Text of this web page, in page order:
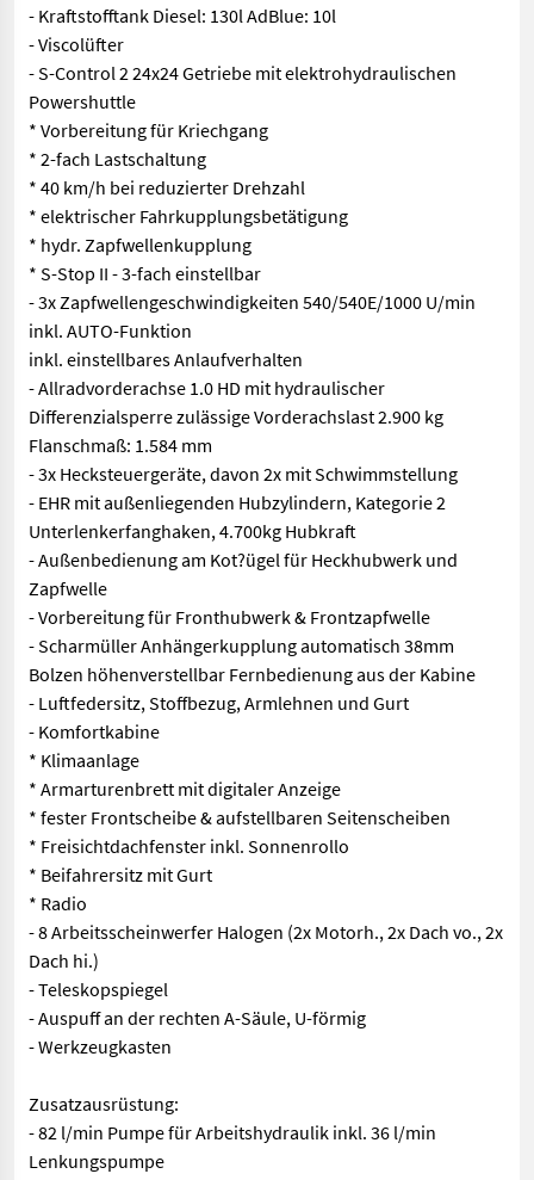
- Kraftstofftank Diesel: 130l AdBlue: 10l
- Viscolüfter
- S-Control 2 24x24 Getriebe mit elektrohydraulischen
Powershuttle
* Vorbereitung für Kriechgang
* 2-fach Lastschaltung
* 40 km/h bei reduzierter Drehzahl
* elektrischer Fahrkupplungsbetätigung
* hydr. Zapfwellenkupplung
* S-Stop II - 3-fach einstellbar
- 3x Zapfwellengeschwindigkeiten 540/540E/1000 U/min
inkl. AUTO-Funktion
inkl. einstellbares Anlaufverhalten
- Allradvorderachse 1.0 HD mit hydraulischer
Differenzialsperre zulässige Vorderachslast 2.900 kg
Flanschmaß: 1.584 mm
- 3x Hecksteuergeräte, davon 2x mit Schwimmstellung
- EHR mit außenliegenden Hubzylindern, Kategorie 2
Unterlenkerfanghaken, 4.700kg Hubkraft
- Außenbedienung am Kot?ügel für Heckhubwerk und
Zapfwelle
- Vorbereitung für Fronthubwerk & Frontzapfwelle
- Scharmüller Anhängerkupplung automatisch 38mm
Bolzen höhenverstellbar Fernbedienung aus der Kabine
- Luftfedersitz, Stoffbezug, Armlehnen und Gurt
- Komfortkabine
* Klimaanlage
* Armarturenbrett mit digitaler Anzeige
* fester Frontscheibe & aufstellbaren Seitenscheiben
* Freisichtdachfenster inkl. Sonnenrollo
* Beifahrersitz mit Gurt
* Radio
- 8 Arbeitsscheinwerfer Halogen (2x Motorh., 2x Dach vo., 2x
Dach hi.)
- Teleskopspiegel
- Auspuff an der rechten A-Säule, U-förmig
- Werkzeugkasten
Zusatzausrüstung:
- 82 l/min Pumpe für Arbeitshydraulik inkl. 36 l/min
Lenkungspumpe